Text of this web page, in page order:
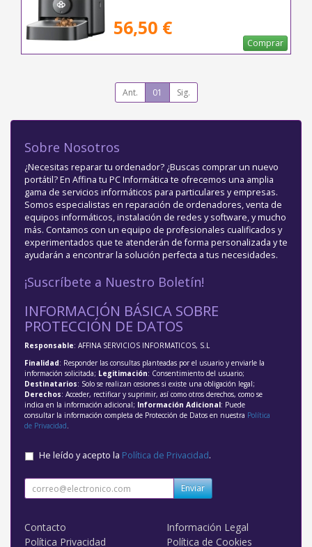
56,50 €
Comprar
Ant. 01 Sig.
Sobre Nosotros
¿Necesitas reparar tu ordenador? ¿Buscas comprar un nuevo
portátil? En Affina tu PC Informática te ofrecemos una amplia
gama de servicios informáticos para particulares y empresas.
Somos especialistas en reparación de ordenadores, venta de
equipos informáticos, instalación de redes y software, y mucho
más. Contamos con un equipo de profesionales cualificados y
experimentados que te atenderán de forma personalizada y te
ayudarán a encontrar la solución perfecta a tus necesidades.
¡Suscríbete a Nuestro Boletín!
INFORMACIÓN BÁSICA SOBRE
PROTECCIÓN DE DATOS
Responsable: AFFINA SERVICIOS INFORMATICOS, S.L
Finalidad: Responder las consultas planteadas por el usuario y enviarle la
información solicitada; Legitimación: Consentimiento del usuario;
Destinatarios: Solo se realizan cesiones si existe una obligación legal;
Derechos: Acceder, rectificar y suprimir, así como otros derechos, como se
indica en la información adicional; Información Adicional: Puede
consultar la información completa de Protección de Datos en nuestra Política
de Privacidad.
He leído y acepto la Política de Privacidad.
Enviar
Contacto
Información Legal
Política Privacidad
Política de Cookies